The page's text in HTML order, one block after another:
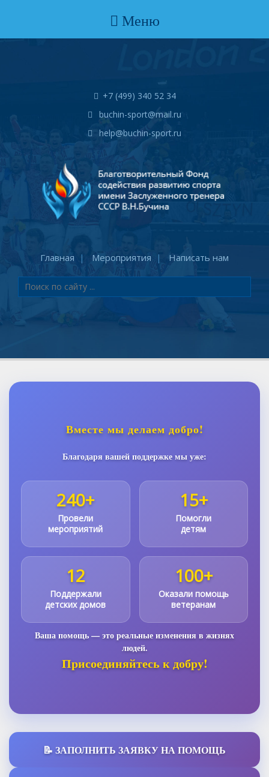
Меню
+7 (499) 340 52 34
buchin-sport@mail.ru
help@buchin-sport.ru
Главная Мероприятия Написать нам
Вместе мы делаем добро!
Благодаря вашей поддержке мы уже:
240+
Провели
мероприятий
15+
Помогли
детям
12
Поддержали
детских домов
100+
Оказали помощь
ветеранам
Ваша помощь — это реальные изменения в жизнях
людей.
Присоединяйтесь к добру!
📝 ЗАПОЛНИТЬ ЗАЯВКУ НА ПОМОЩЬ